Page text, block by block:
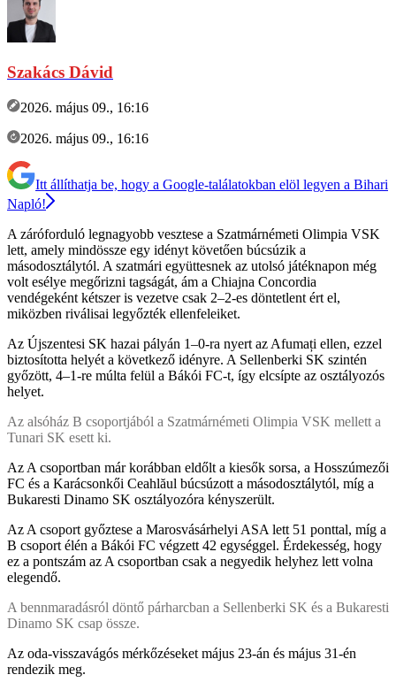
Szakács Dávid
2026. május 09., 16:16
2026. május 09., 16:16
Itt állíthatja be, hogy a Google-találatokban elöl legyen a Bihari
Napló!
A záróforduló legnagyobb vesztese a Szatmárnémeti Olimpia VSK
lett, amely mindössze egy idényt követően búcsúzik a
másodosztálytól. A szatmári együttesnek az utolsó játéknapon még
volt esélye megőrizni tagságát, ám a Chiajna Concordia
vendégeként kétszer is vezetve csak 2–2-es döntetlent ért el,
miközben riválisai legyőzték ellenfeleiket.
Az Újszentesi SK hazai pályán 1–0-ra nyert az Afumați ellen, ezzel
biztosította helyét a következő idényre. A Sellenberki SK szintén
győzött, 4–1-re múlta felül a Bákói FC-t, így elcsípte az osztályozós
helyet.
Az alsóház B csoportjából a Szatmárnémeti Olimpia VSK mellett a
Tunari SK esett ki.
Az A csoportban már korábban eldőlt a kiesők sorsa, a Hosszúmezői
FC és a Karácsonkői Ceahlăul búcsúzott a másodosztálytól, míg a
Bukaresti Dinamo SK osztályozóra kényszerült.
Az A csoport győztese a Marosvásárhelyi ASA lett 51 ponttal, míg a
B csoport élén a Bákói FC végzett 42 egységgel. Érdekesség, hogy
ez a pontszám az A csoportban csak a negyedik helyhez lett volna
elegendő.
A bennmaradásról döntő párharcban a Sellenberki SK és a Bukaresti
Dinamo SK csap össze.
Az oda-visszavágós mérkőzéseket május 23-án és május 31-én
rendezik meg.